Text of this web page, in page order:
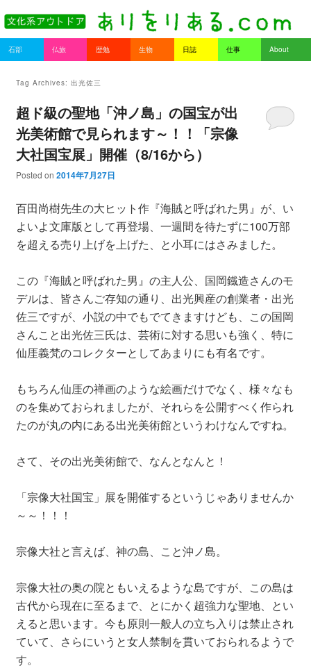
Main menu
Skip to primary content
Skip to secondary content
石部 仏旅 歴勉 生物 日誌 仕事 About
Tag Archives: 出光佐三
超ド級の聖地「沖ノ島」の国宝が出
光美術館で見られます～！！「宗像
大社国宝展」開催（8/16から）
Posted on 2014年7月27日
百田尚樹先生の大ヒット作『海賊と呼ばれた男』が、い
よいよ文庫版として再登場、一週間を待たずに100万部
を超える売り上げを上げた、と小耳にはさみました。
この『海賊と呼ばれた男』の主人公、国岡鐡造さんのモ
デルは、皆さんご存知の通り、出光興産の創業者・出光
佐三ですが、小説の中でもでてきますけども、この国岡
さんこと出光佐三氏は、芸術に対する思いも強く、特に
仙厓義梵のコレクターとしてあまりにも有名です。
もちろん仙厓の禅画のような絵画だけでなく、様々なも
のを集めておられましたが、それらを公開すべく作られ
たのが丸の内にある出光美術館というわけなんですね。
さて、その出光美術館で、なんとなんと！
「宗像大社国宝」展を開催するというじゃありませんか
～～！！！
宗像大社と言えば、神の島、こと沖ノ島。
宗像大社の奥の院ともいえるような島ですが、この島は
古代から現在に至るまで、とにかく超強力な聖地、とい
えると思います。今も原則一般人の立ち入りは禁止され
ていて、さらにいうと女人禁制を貫いておられるようで
す。